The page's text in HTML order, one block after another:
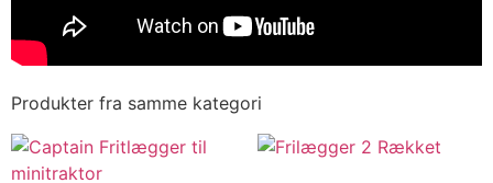
Produkter fra samme kategori